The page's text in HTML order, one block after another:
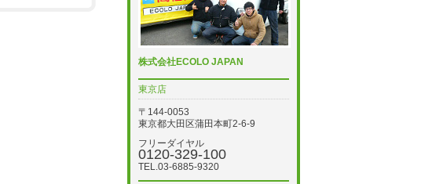
株式会社ECOLO JAPAN
東京店
〒144-0053
東京都大田区蒲田本町2-6-9
フリーダイヤル
0120-329-100
TEL.03-6885-9320